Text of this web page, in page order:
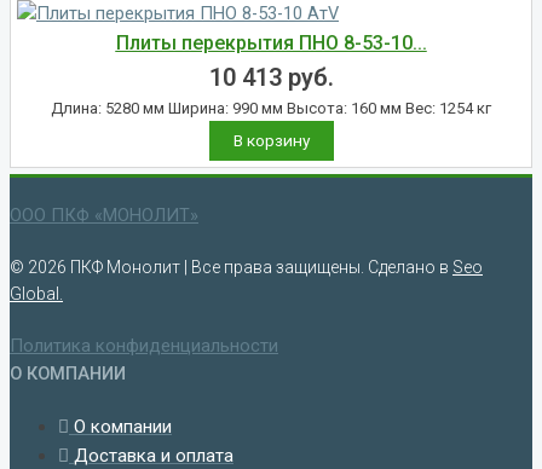
Плиты перекрытия ПНО 8-53-10...
10 413 руб.
Длина: 5280 мм Ширина: 990 мм Высота: 160 мм Вес: 1254 кг
В корзину
ООО ПКФ «МОНОЛИТ»
© 2026 ПКФ Монолит | Все права защищены. Сделано в Seo
Global.
Политика конфиденциальности
О КОМПАНИИ
О компании
Доставка и оплата